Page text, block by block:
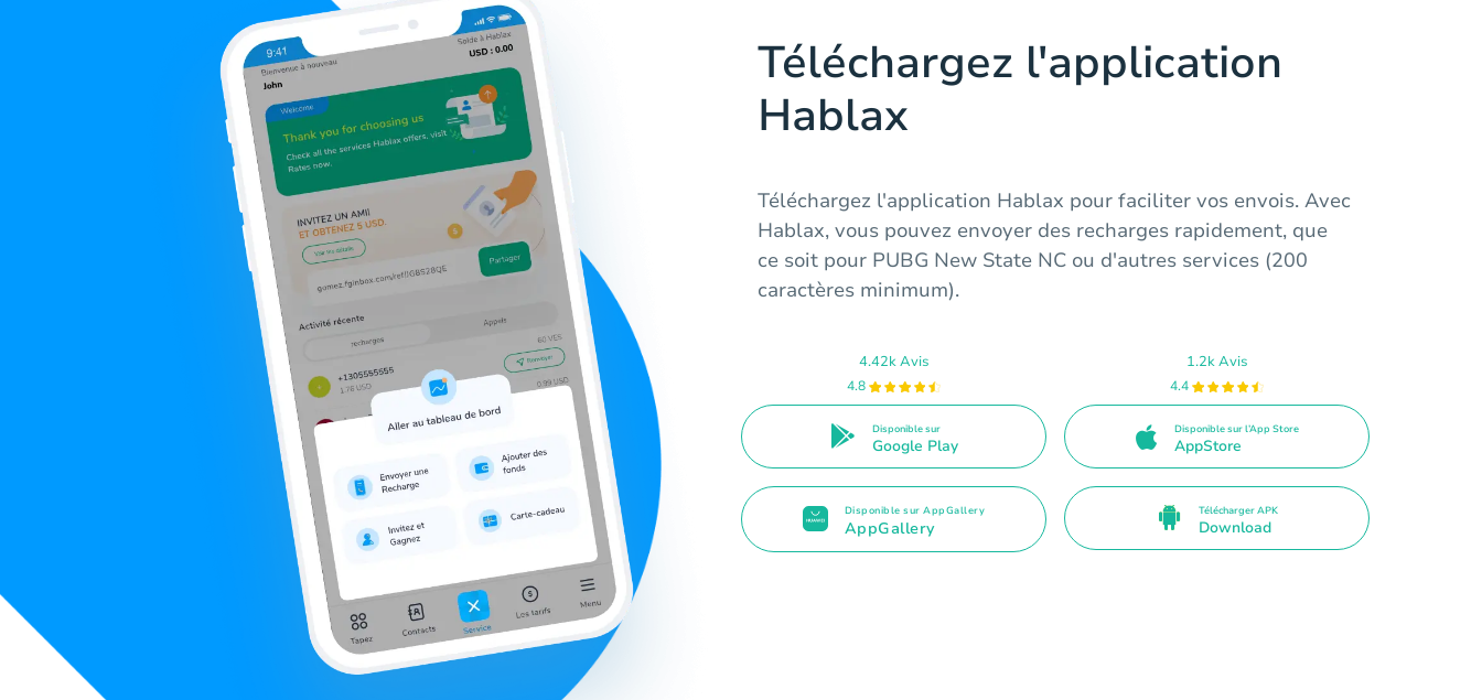
Téléchargez l'application
Hablax
Téléchargez l'application Hablax pour faciliter vos envois. Avec
Hablax, vous pouvez envoyer des recharges rapidement, que
ce soit pour PUBG New State NC ou d'autres services (200
caractères minimum).
4.42k Avis
4.8
Disponible sur
Google Play
1.2k Avis
4.4
Disponible sur l’App Store
AppStore
Disponible sur AppGallery
AppGallery
Télécharger APK
Download